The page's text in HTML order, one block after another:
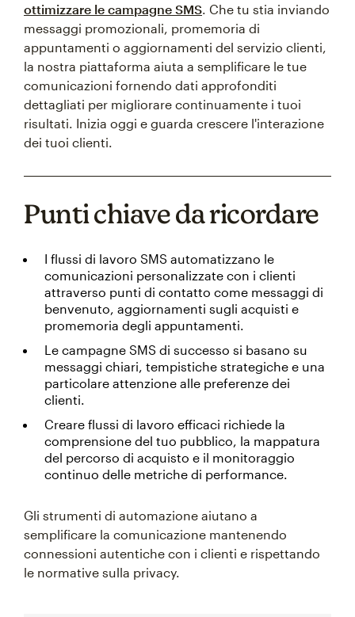
ottimizzare le campagne SMS. Che tu stia inviando
messaggi promozionali, promemoria di
appuntamenti o aggiornamenti del servizio clienti,
la nostra piattaforma aiuta a semplificare le tue
comunicazioni fornendo dati approfonditi
dettagliati per migliorare continuamente i tuoi
risultati. Inizia oggi e guarda crescere l'interazione
dei tuoi clienti.
Punti chiave da ricordare
I flussi di lavoro SMS automatizzano le
comunicazioni personalizzate con i clienti
attraverso punti di contatto come messaggi di
benvenuto, aggiornamenti sugli acquisti e
promemoria degli appuntamenti.
Le campagne SMS di successo si basano su
messaggi chiari, tempistiche strategiche e una
particolare attenzione alle preferenze dei
clienti.
Creare flussi di lavoro efficaci richiede la
comprensione del tuo pubblico, la mappatura
del percorso di acquisto e il monitoraggio
continuo delle metriche di performance.
Gli strumenti di automazione aiutano a
semplificare la comunicazione mantenendo
connessioni autentiche con i clienti e rispettando
le normative sulla privacy.